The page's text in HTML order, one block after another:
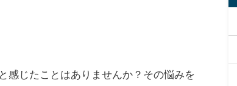
感じたことはありませんか？その悩みを